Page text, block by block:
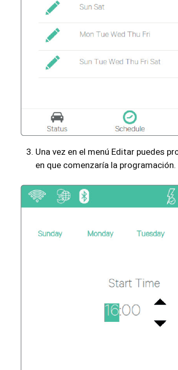
Una vez en el menú Editar puedes
en que comenzaría la programación.